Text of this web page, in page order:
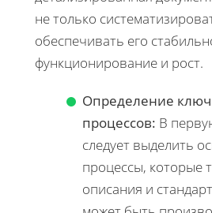
не только
обеспечивать его
функционирование и рост.
Определение
процессов: В
следует выделить
процессы, которые
описания и